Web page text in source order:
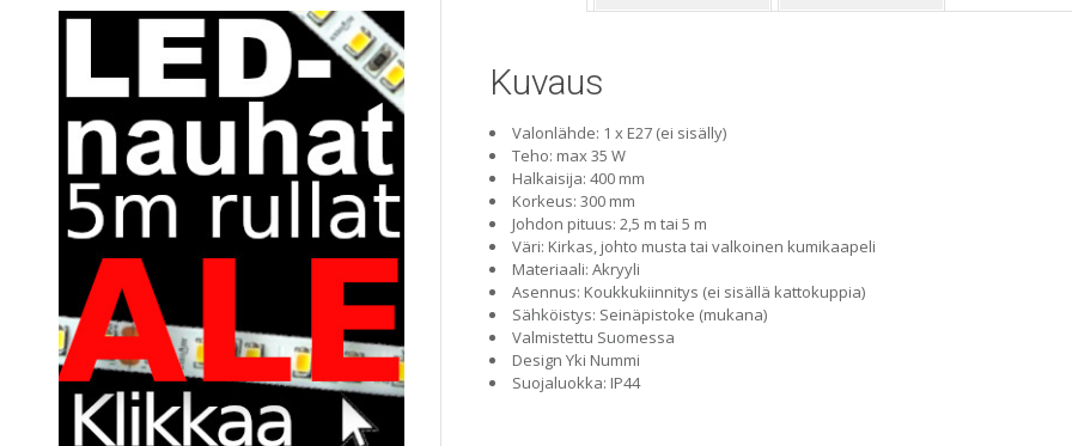
Kuvaus
Valonlähde: 1 x E27 (ei sisälly)
Teho: max 35 W
Halkaisija: 400 mm
Korkeus: 300 mm
Johdon pituus: 2,5 m tai 5 m
Väri: Kirkas, johto musta tai valkoinen kumikaapeli
Materiaali: Akryyli
Asennus: Koukkukiinnitys (ei sisällä kattokuppia)
Sähköistys: Seinäpistoke (mukana)
Valmistettu Suomessa
Design Yki Nummi
Suojaluokka: IP44